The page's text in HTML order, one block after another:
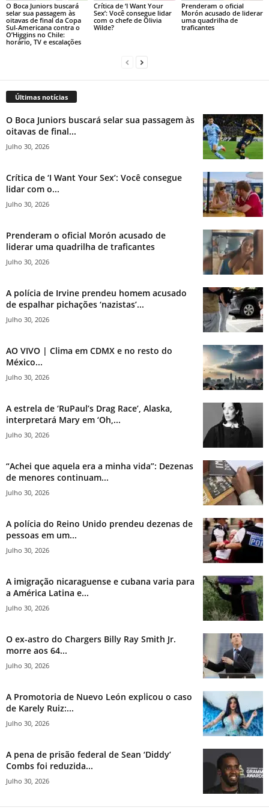
O Boca Juniors buscará
selar sua passagem às
oitavas de final da Copa
Sul-Americana contra o
O’Higgins no Chile:
horário, TV e escalações
Crítica de ‘I Want Your
Sex’: Você consegue lidar
com o chefe de Olivia
Wilde?
Prenderam o oficial
Morón acusado de liderar
uma quadrilha de
traficantes
Últimas notícias
O Boca Juniors buscará selar sua passagem às
oitavas de final...
Julho 30, 2026
Crítica de ‘I Want Your Sex’: Você consegue
lidar com o...
Julho 30, 2026
Prenderam o oficial Morón acusado de
liderar uma quadrilha de traficantes
Julho 30, 2026
A polícia de Irvine prendeu homem acusado
de espalhar pichações ‘nazistas’...
Julho 30, 2026
AO VIVO | Clima em CDMX e no resto do
México...
Julho 30, 2026
A estrela de ‘RuPaul’s Drag Race’, Alaska,
interpretará Mary em ‘Oh,...
Julho 30, 2026
“Achei que aquela era a minha vida”: Dezenas
de menores continuam...
Julho 30, 2026
A polícia do Reino Unido prendeu dezenas de
pessoas em um...
Julho 30, 2026
A imigração nicaraguense e cubana varia para
a América Latina e...
Julho 30, 2026
O ex-astro do Chargers Billy Ray Smith Jr.
morre aos 64...
Julho 30, 2026
A Promotoria de Nuevo León explicou o caso
de Karely Ruiz:...
Julho 30, 2026
A pena de prisão federal de Sean ‘Diddy’
Combs foi reduzida...
Julho 30, 2026